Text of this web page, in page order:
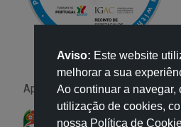
Apoio:
Aviso: Este website
melhorar a sua
Ao continuar a navegar,
utilização de cookies,
nossa Política de